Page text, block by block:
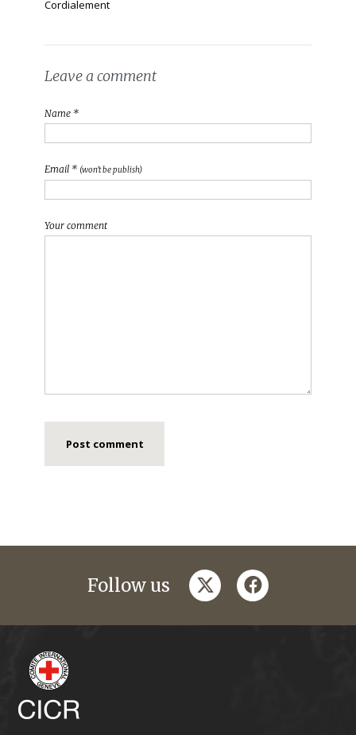
Cordialement
Leave a comment
Name *
Email * (won't be publish)
Your comment
Follow us twitterfacebook